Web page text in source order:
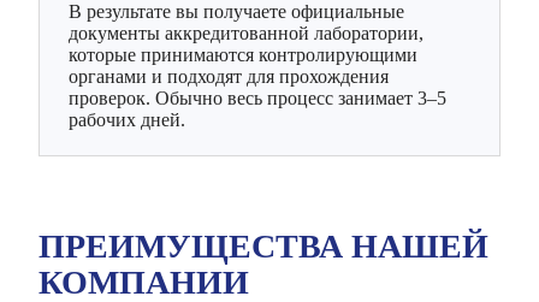
В результате вы получаете официальные
документы аккредитованной лаборатории,
которые принимаются контролирующими
органами и подходят для прохождения
проверок. Обычно весь процесс занимает 3–5
рабочих дней.
ПРЕИМУЩЕСТВА НАШЕЙ
КОМПАНИИ